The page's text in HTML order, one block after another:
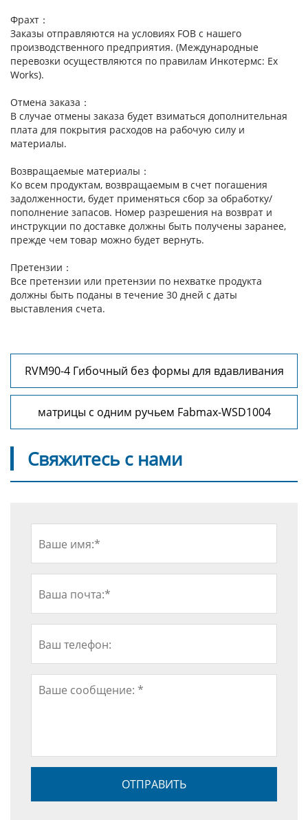
Фрахт：
Заказы отправляются на условиях FOB с нашего
производственного предприятия. (Международные
перевозки осуществляются по правилам Инкотермс: Ex
Works).
Отмена заказа：
В случае отмены заказа будет взиматься дополнительная
плата для покрытия расходов на рабочую силу и
материалы.
Возвращаемые материалы：
Ко всем продуктам, возвращаемым в счет погашения
задолженности, будет применяться сбор за обработку/
пополнение запасов. Номер разрешения на возврат и
инструкции по доставке должны быть получены заранее,
прежде чем товар можно будет вернуть.
Претензии：
Все претензии или претензии по нехватке продукта
должны быть поданы в течение 30 дней с даты
выставления счета.
RVM90-4 Гибочный без формы для вдавливания
матрицы с одним ручьем Fabmax-WSD1004
Свяжитесь с нами